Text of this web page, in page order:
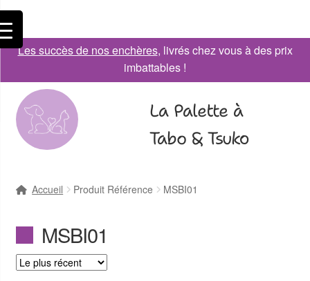
Les succès de nos enchères, livrés chez vous à des prix
imbattables !
La Palette à
Tabo & Tsuko
Accueil Produit Référence MSBI01
MSBI01